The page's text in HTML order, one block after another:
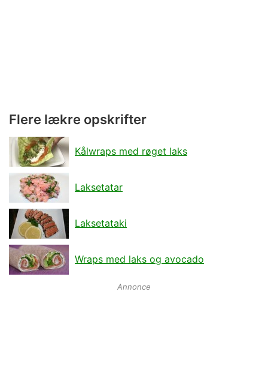
Flere lækre opskrifter
Kålwraps med røget laks
Laksetatar
Laksetataki
Wraps med laks og avocado
Annonce